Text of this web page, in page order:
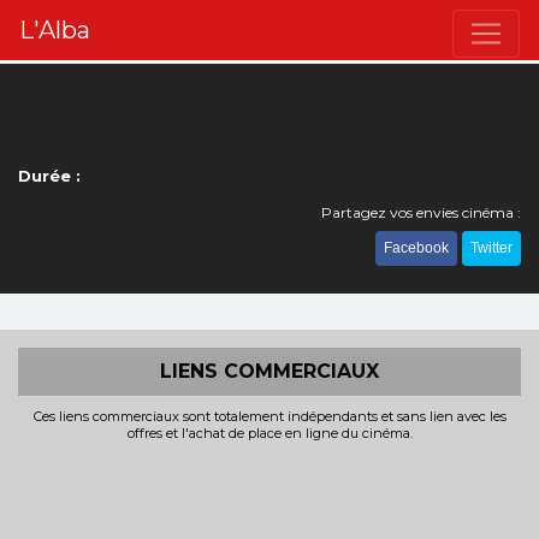
L'Alba
Durée :
Partagez vos envies cinéma :
Facebook Twitter
LIENS COMMERCIAUX
Ces liens commerciaux sont totalement indépendants et sans lien avec les
offres et l'achat de place en ligne du cinéma.